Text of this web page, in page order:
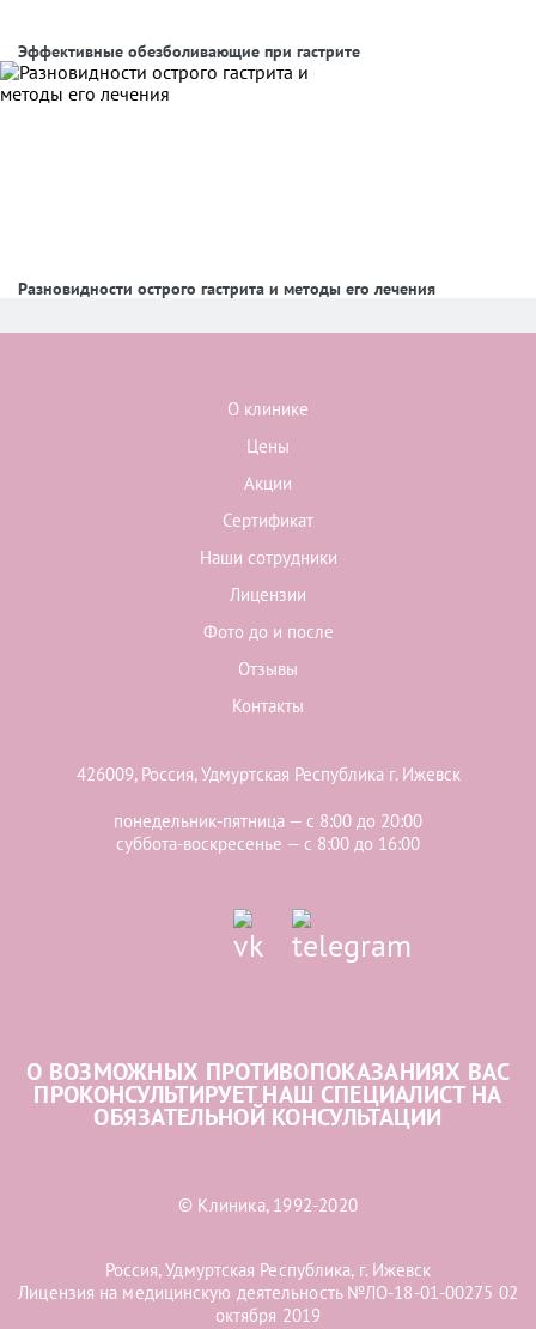
Эффективные обезболивающие при гастрите
Разновидности острого гастрита и методы его лечения
О клинике
Цены
Акции
Сертификат
Наши сотрудники
Лицензии
Фото до и после
Отзывы
Контакты
426009, Россия, Удмуртская Республика г. Ижевск
понедельник-пятница — с 8:00 до 20:00
суббота-воскресенье — с 8:00 до 16:00
О ВОЗМОЖНЫХ ПРОТИВОПОКАЗАНИЯХ ВАС
ПРОКОНСУЛЬТИРУЕТ НАШ СПЕЦИАЛИСТ НА
ОБЯЗАТЕЛЬНОЙ КОНСУЛЬТАЦИИ
© Клиника, 1992-2020
Россия, Удмуртская Республика, г. Ижевск
Лицензия на медицинскую деятельность №ЛО-18-01-00275 02
октября 2019